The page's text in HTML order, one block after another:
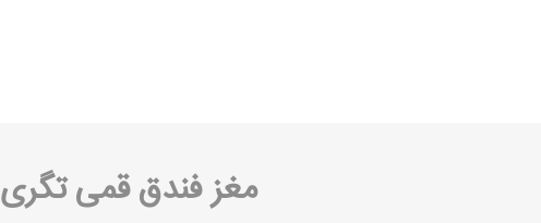
مغز فندق قمی تگری